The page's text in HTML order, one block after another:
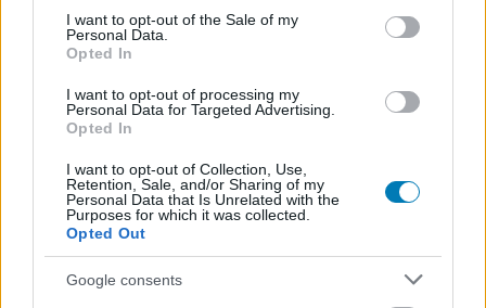
consent section.
I want to opt-out of the Sale of my
Personal Data.
Opted In
I want to opt-out of processing my
Personal Data for Targeted Advertising.
Opted In
I want to opt-out of Collection, Use,
Retention, Sale, and/or Sharing of my
Personal Data that Is Unrelated with the
Purposes for which it was collected.
Opted Out
Google consents
We Happy Few - kaptunk egy rövid ízelítőt, a
| 2018.06.03 07:55
A borzongató kaland a bedrogozott kisvárosban hamarosan
tényleg megjelenik, csak még mindig nem tudjuk, hogy